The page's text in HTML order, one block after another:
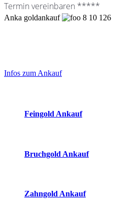
Termin vereinbaren *****
Anka goldankauf 8 10 126
Sidebar
Infos zum Ankauf
Feingold Ankauf
Bruchgold Ankauf
Zahngold Ankauf